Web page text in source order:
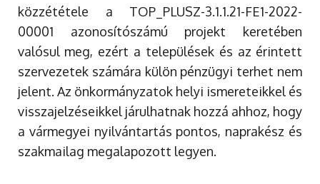
közzététele a TOP_PLUSZ-3.1.1.21-FE1-2022-
00001 azonosítószámú projekt keretében
valósul meg, ezért a települések és az érintett
szervezetek számára külön pénzügyi terhet nem
jelent. Az önkormányzatok helyi ismereteikkel és
visszajelzéseikkel járulhatnak hozzá ahhoz, hogy
a vármegyei nyilvántartás pontos, naprakész és
szakmailag megalapozott legyen.